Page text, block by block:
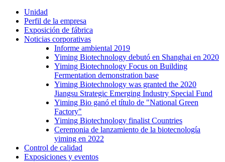
Unidad
Perfil de la empresa
Exposición de fábrica
Noticias corporativas
Informe ambiental 2019
Yiming Biotechnology debutó en Shanghai en 2020
Yiming Biotechnology Focus on Building
Fermentation demonstration base
Yiming Biotechnology was granted the 2020
Jiangsu Strategic Emerging Industry Special Fund
Yiming Bio ganó el título de "National Green
Factory"
Yiming Biotechnology finalist Countries
Ceremonia de lanzamiento de la biotecnología
yiming en 2022
Control de calidad
Exposiciones y eventos